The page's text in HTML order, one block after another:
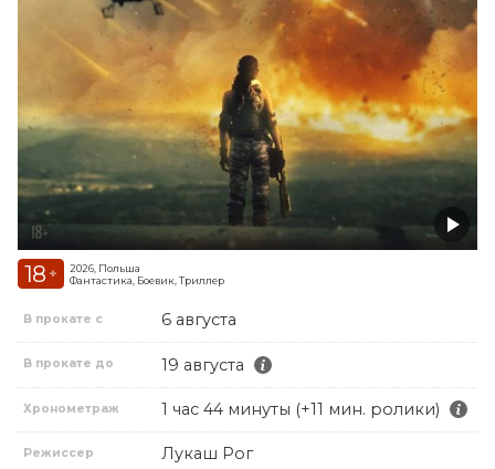
18 +
2026, Польша
Фантастика, Боевик, Триллер
В прокате с 6 августа
В прокате до 19 августа
Хронометраж 1 час 44 минуты (+11 мин. ролики)
Режиссер Лукаш Рог